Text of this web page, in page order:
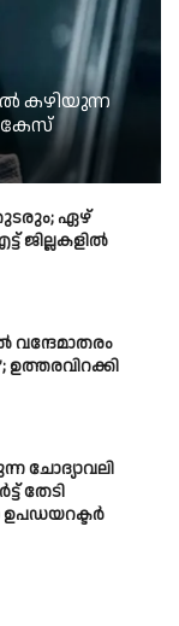
കഴിയുന്ന
കേസ്
ഏഴ്
ജില്ലകളിൽ
വന്ദേമാതരം
ചോദ്യാവലി
തേടി
ഉപഡയറക്ടർ